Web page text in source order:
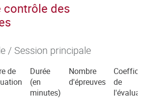
contrôle des
/ Session principale
de
Durée
(en
minutes)
Nombre
d'épreuves
de